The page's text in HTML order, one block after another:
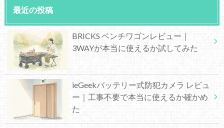
最近の投稿
BRICKS ベンチワゴンレビュー｜
3WAYが本当に使えるか試してみた
ieGeekバッテリー式防犯カメラ レビュ
ー｜工事不要で本当に使えるか確かめ
た